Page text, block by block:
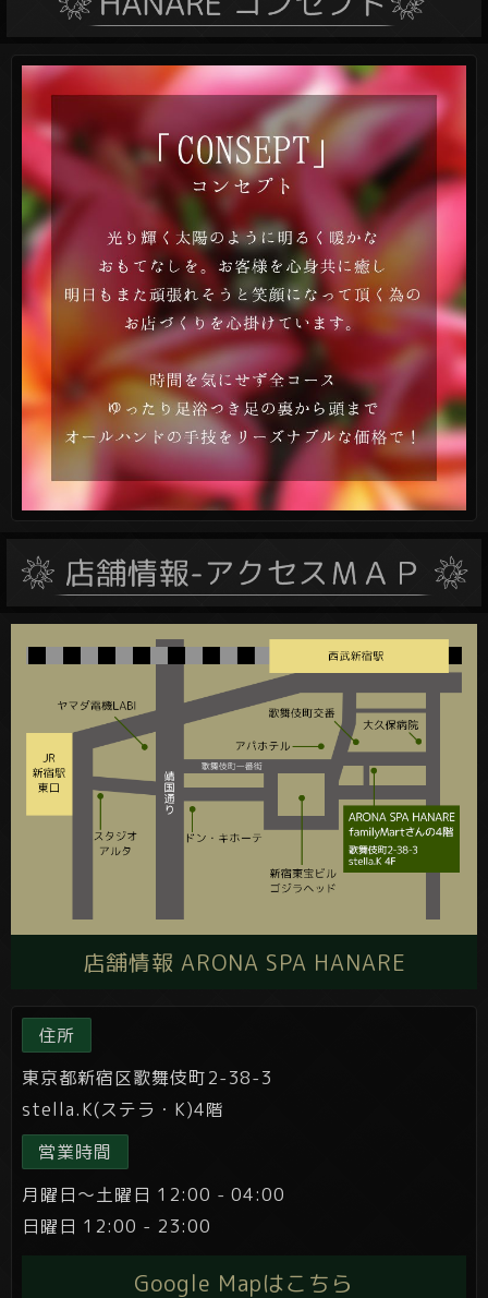
店舗情報 ARONA SPA HANARE
住所
東京都新宿区歌舞伎町2-38-3
stella.K(ステラ・K)4階
営業時間
月曜日～土曜日 12:00 - 04:00
日曜日 12:00 - 23:00
Google Mapはこちら